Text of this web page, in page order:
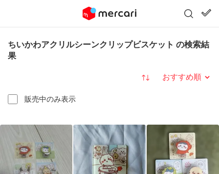
ちいかわアクリルシーンクリップビスケット の検索結
果
販売中のみ表示
並び替え